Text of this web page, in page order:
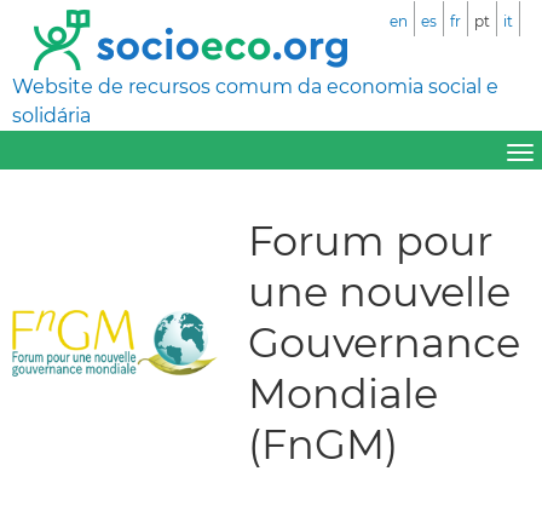
Website de recursos comum da economia social e
solidária
en es fr pt it
Forum pour
une nouvelle
Gouvernance
Mondiale
(FnGM)